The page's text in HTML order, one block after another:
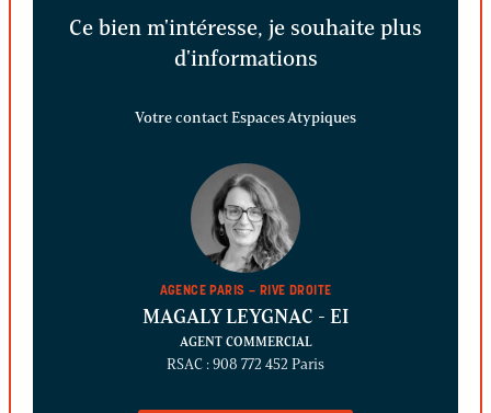
Ce bien m'intéresse, je souhaite plus
d'informations
Votre contact Espaces Atypiques
AGENCE PARIS – RIVE DROITE
MAGALY LEYGNAC - EI
AGENT COMMERCIAL
RSAC : 908 772 452 Paris